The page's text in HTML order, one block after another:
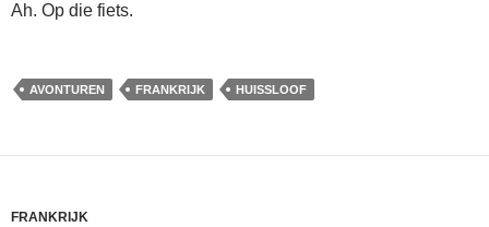
Ah. Op die fiets.
AVONTUREN FRANKRIJK HUISSLOOF
FRANKRIJK